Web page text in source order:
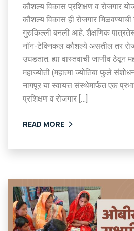
कौशल्य विकास प्रशिक्षण व रोजगार
कौशल्य विकास ही रोजगार मिळवण्याची
गुरुकिल्ली बनली आहे. शैक्षणिक
नॉन-टेक्निकल कौशल्ये असतील तर
उघडतात. ह्या वास्तवाची जाणीव ठेवून
महाज्योती (महात्मा ज्योतिबा फुले
नागपूर या स्वायत्त संस्थेमार्फत एक
प्रशिक्षण व रोजगार […]
READ MORE